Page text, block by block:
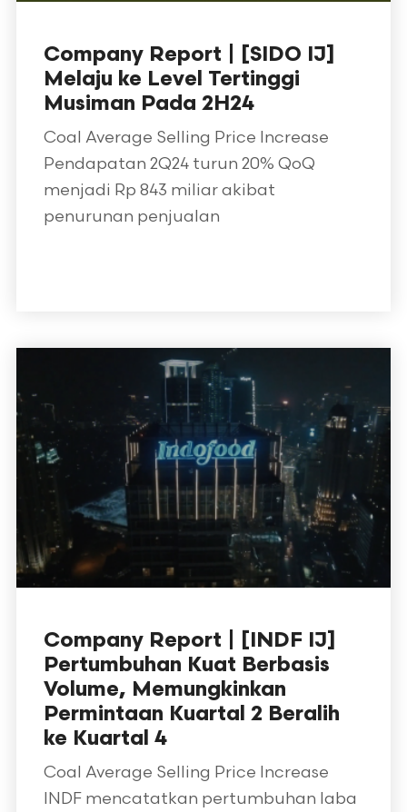
Company Report | [SIDO IJ]
Melaju ke Level Tertinggi
Musiman Pada 2H24
Coal Average Selling Price Increase
Pendapatan 2Q24 turun 20% QoQ
menjadi Rp 843 miliar akibat
penurunan penjualan
Company Report | [INDF IJ]
Pertumbuhan Kuat Berbasis
Volume, Memungkinkan
Permintaan Kuartal 2 Beralih
ke Kuartal 4
Coal Average Selling Price Increase
INDF mencatatkan pertumbuhan laba